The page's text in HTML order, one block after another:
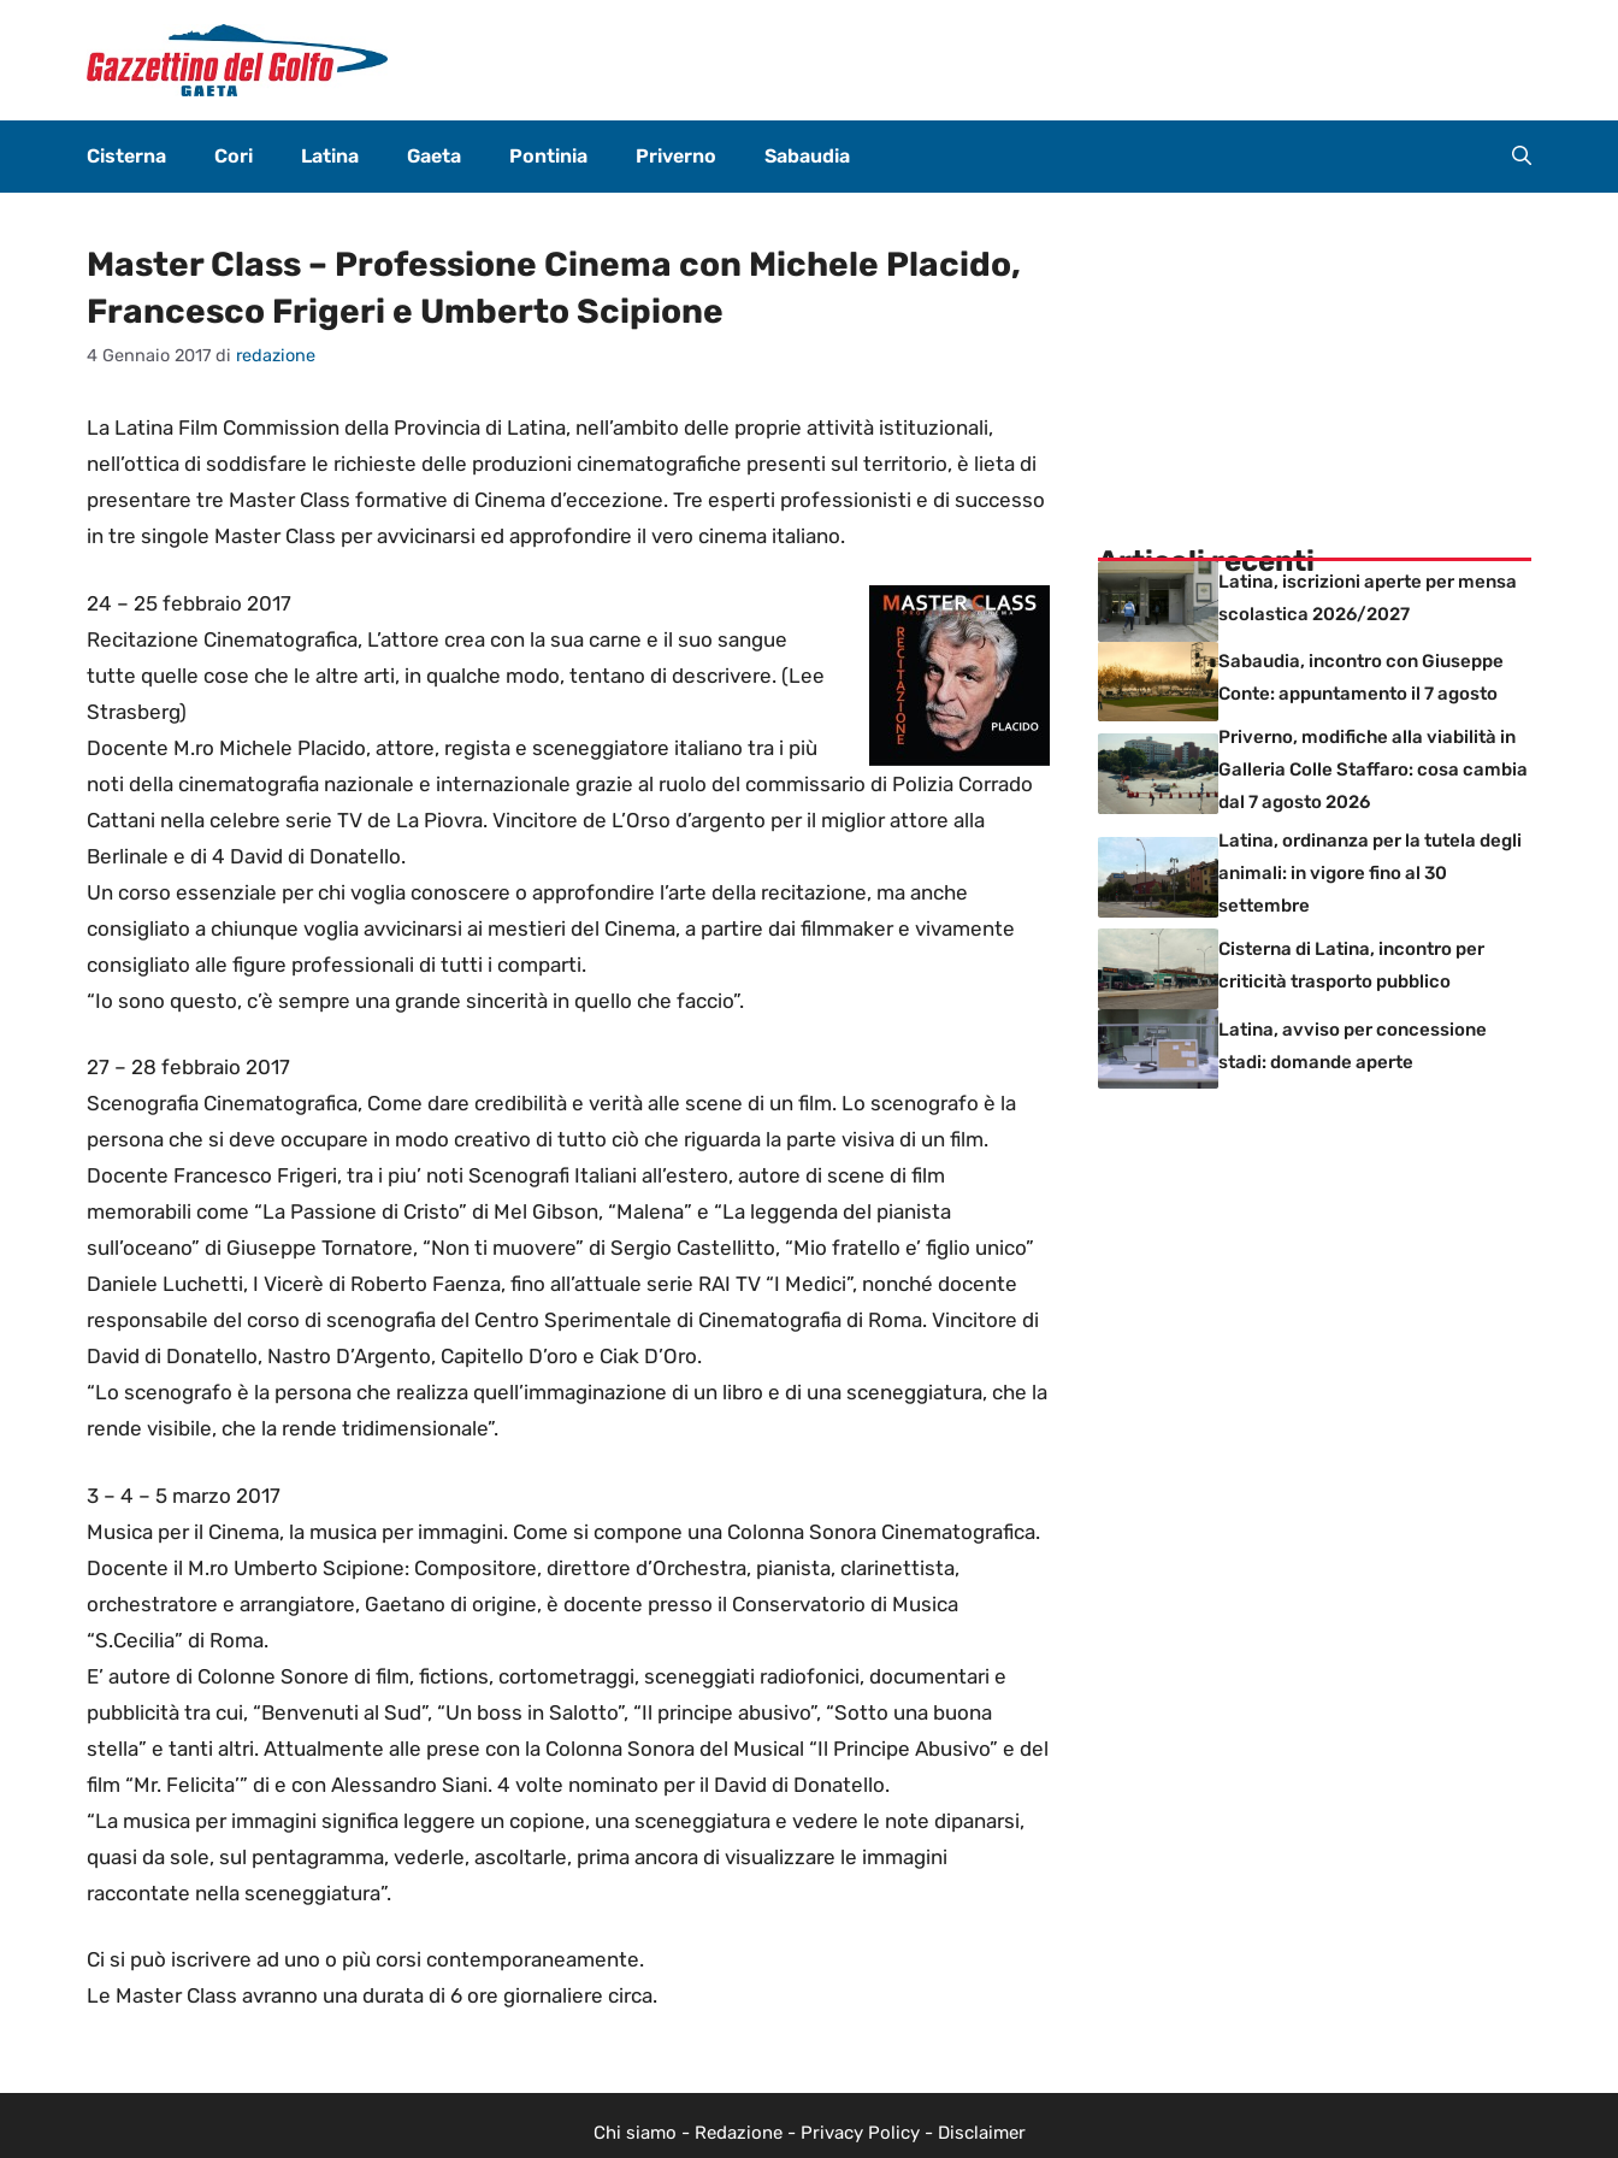
contenuto
Cisterna Cori Latina Gaeta Pontinia Priverno Sabaudia
Master Class – Professione Cinema con Michele Placido,
Francesco Frigeri e Umberto Scipione
4 Gennaio 2017 di redazione
La Latina Film Commission della Provincia di Latina, nell’ambito delle proprie attività istituzionali,
nell’ottica di soddisfare le richieste delle produzioni cinematografiche presenti sul territorio, è lieta di
presentare tre Master Class formative di Cinema d’eccezione. Tre esperti professionisti e di successo
in tre singole Master Class per avvicinarsi ed approfondire il vero cinema italiano.
24 – 25 febbraio 2017
Recitazione Cinematografica, L’attore crea con la sua carne e il suo sangue
tutte quelle cose che le altre arti, in qualche modo, tentano di descrivere. (Lee
Strasberg)
Docente M.ro Michele Placido, attore, regista e sceneggiatore italiano tra i più
noti della cinematografia nazionale e internazionale grazie al ruolo del commissario di Polizia Corrado
Cattani nella celebre serie TV de La Piovra. Vincitore de L’Orso d’argento per il miglior attore alla
Berlinale e di 4 David di Donatello.
Un corso essenziale per chi voglia conoscere o approfondire l’arte della recitazione, ma anche
consigliato a chiunque voglia avvicinarsi ai mestieri del Cinema, a partire dai filmmaker e vivamente
consigliato alle figure professionali di tutti i comparti.
“Io sono questo, c’è sempre una grande sincerità in quello che faccio”.
27 – 28 febbraio 2017
Scenografia Cinematografica, Come dare credibilità e verità alle scene di un film. Lo scenografo è la
persona che si deve occupare in modo creativo di tutto ciò che riguarda la parte visiva di un film.
Docente Francesco Frigeri, tra i piu’ noti Scenografi Italiani all’estero, autore di scene di film
memorabili come “La Passione di Cristo” di Mel Gibson, “Malena” e “La leggenda del pianista
sull’oceano” di Giuseppe Tornatore, “Non ti muovere” di Sergio Castellitto, “Mio fratello e’ figlio unico”
Daniele Luchetti, I Vicerè di Roberto Faenza, fino all’attuale serie RAI TV “I Medici”, nonché docente
responsabile del corso di scenografia del Centro Sperimentale di Cinematografia di Roma. Vincitore di
David di Donatello, Nastro D’Argento, Capitello D’oro e Ciak D’Oro.
“Lo scenografo è la persona che realizza quell’immaginazione di un libro e di una sceneggiatura, che la
rende visibile, che la rende tridimensionale”.
3 – 4 – 5 marzo 2017
Musica per il Cinema, la musica per immagini. Come si compone una Colonna Sonora Cinematografica.
Docente il M.ro Umberto Scipione: Compositore, direttore d’Orchestra, pianista, clarinettista,
orchestratore e arrangiatore, Gaetano di origine, è docente presso il Conservatorio di Musica
“S.Cecilia” di Roma.
E’ autore di Colonne Sonore di film, fictions, cortometraggi, sceneggiati radiofonici, documentari e
pubblicità tra cui, “Benvenuti al Sud”, “Un boss in Salotto”, “Il principe abusivo”, “Sotto una buona
stella” e tanti altri. Attualmente alle prese con la Colonna Sonora del Musical “Il Principe Abusivo” e del
film “Mr. Felicita’” di e con Alessandro Siani. 4 volte nominato per il David di Donatello.
“La musica per immagini significa leggere un copione, una sceneggiatura e vedere le note dipanarsi,
quasi da sole, sul pentagramma, vederle, ascoltarle, prima ancora di visualizzare le immagini
raccontate nella sceneggiatura”.
Ci si può iscrivere ad uno o più corsi contemporaneamente.
Le Master Class avranno una durata di 6 ore giornaliere circa.
Articoli recenti
Latina, iscrizioni aperte per mensa
scolastica 2026/2027
Sabaudia, incontro con Giuseppe
Conte: appuntamento il 7 agosto
Priverno, modifiche alla viabilità in
Galleria Colle Staffaro: cosa cambia
dal 7 agosto 2026
Latina, ordinanza per la tutela degli
animali: in vigore fino al 30
settembre
Cisterna di Latina, incontro per
criticità trasporto pubblico
Latina, avviso per concessione
stadi: domande aperte
Chi siamo - Redazione- Privacy Policy- Disclaimer